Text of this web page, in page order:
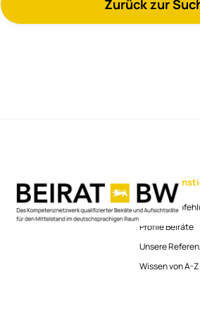
1998 Mitarbeiter im
HUGO BOSS AG
Zurück zur
Profile Beiräte
Unsere
Wissen von A-Z